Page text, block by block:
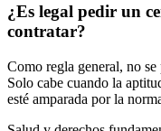
¿Es legal pedir un
contratar?
Como regla general, no
Solo cabe cuando la
esté amparada por la